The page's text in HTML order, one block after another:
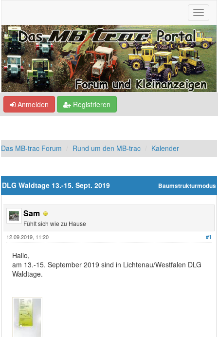
Anmelden Registrieren
Das MB-trac Forum Rund um den MB-trac Kalender
Baumstrukturmodus
DLG Waldtage 13.-15. Sept. 2019
Sam
Fühlt sich wie zu Hause
#1
12.09.2019, 11:20
Hallo,
am 13.-15. September 2019 sind in Lichtenau/Westfalen DLG
Waldtage.